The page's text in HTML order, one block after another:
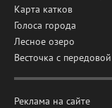
Карта катков
Голоса города
Лесное озеро
Весточка с передовой
Реклама на сайте